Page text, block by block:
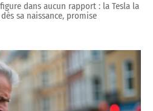
dans aucun rapport : la Tesla la
sa naissance, promise